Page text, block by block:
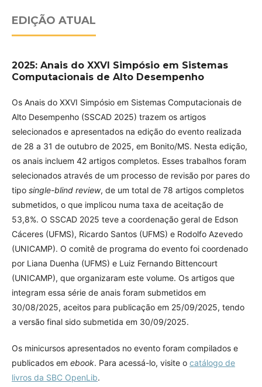
EDIÇÃO ATUAL
2025: Anais do XXVI Simpósio em Sistemas
Computacionais de Alto Desempenho
Os Anais do XXVI Simpósio em Sistemas Computacionais de
Alto Desempenho (SSCAD 2025) trazem os artigos
selecionados e apresentados na edição do evento realizada
de 28 a 31 de outubro de 2025, em Bonito/MS. Nesta edição,
os anais incluem 42 artigos completos. Esses trabalhos foram
selecionados através de um processo de revisão por pares do
tipo single-blind review, de um total de 78 artigos completos
submetidos, o que implicou numa taxa de aceitação de
53,8%. O SSCAD 2025 teve a coordenação geral de Edson
Cáceres (UFMS), Ricardo Santos (UFMS) e Rodolfo Azevedo
(UNICAMP). O comitê de programa do evento foi coordenado
por Liana Duenha (UFMS) e Luiz Fernando Bittencourt
(UNICAMP), que organizaram este volume. Os artigos que
integram essa série de anais foram submetidos em
30/08/2025, aceitos para publicação em 25/09/2025, tendo
a versão final sido submetida em 30/09/2025.
Os minicursos apresentados no evento foram compilados e
publicados em ebook. Para acessá-lo, visite o catálogo de
livros da SBC OpenLib.